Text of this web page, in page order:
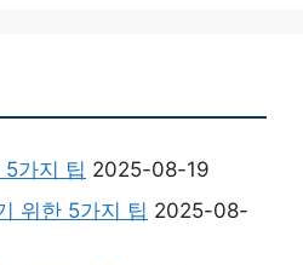
가지 팁 2025-08-19
위한 5가지 팁 2025-08-